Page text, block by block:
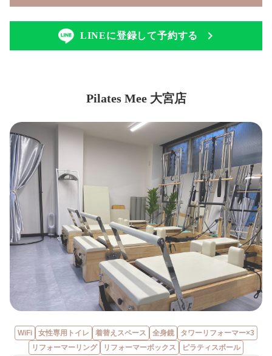
LINEに登録して予約する
Pilates Mee 大宮店
WiFi 女性専用トイレ 着替えスペース 全身鏡
タワーリフォーマー×3
リフォーマーリング
リフォーマーボックス ピラティスボール